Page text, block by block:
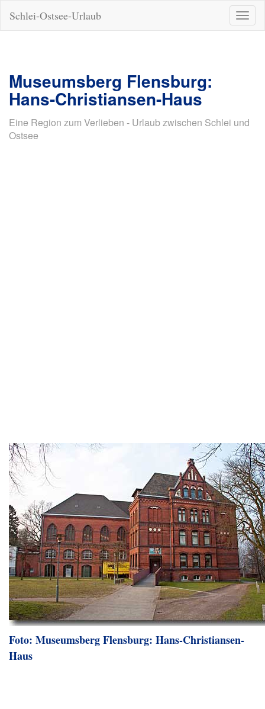
ein-/
Schlei-Ostsee-Urlaub
Museumsberg Flensburg:
Hans-Christiansen-Haus
Eine Region zum Verlieben - Urlaub zwischen Schlei und
Ostsee
Foto: Museumsberg Flensburg: Hans-Christiansen-
Haus